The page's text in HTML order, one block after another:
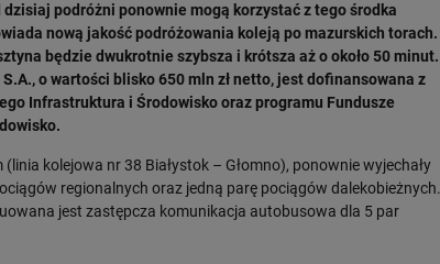
dzisiaj podróżni ponownie mogą korzystać z tego środka
nową jakość podróżowania koleją po mazurskich torach.
będzie dwukrotnie szybsza i krótsza aż o około 50 minut.
o wartości blisko 650 mln zł netto, jest dofinansowana z
Infrastruktura i Środowisko oraz programu Fundusze
(linia kolejowa nr 38 Białystok – Głomno), ponownie wyjechały
regionalnych oraz jedną parę pociągów dalekobieżnych.
jest zastępcza komunikacja autobusowa dla 5 par